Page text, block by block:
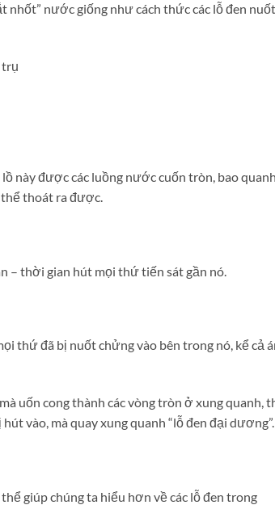
nhốt” nước giống như cách thức các lỗ đen nuốt
này được các luồng nước cuốn tròn, bao
thoát ra được.
– thời gian hút mọi thứ tiến sát gần nó.
thứ đã bị nuốt chửng vào bên trong nó, kể cả
uốn cong thành các vòng tròn ở xung quanh,
vào, mà quay xung quanh “lỗ đen đại dương”.
giúp chúng ta hiểu hơn về các lỗ đen trong